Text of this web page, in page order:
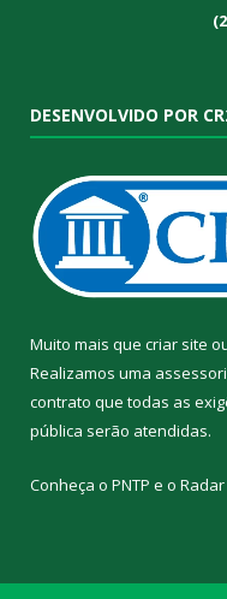
DESENVOLVIDO POR
Muito mais que criar site
Realizamos uma
contrato que todas as
pública serão atendidas.
Conheça o PNTP e o